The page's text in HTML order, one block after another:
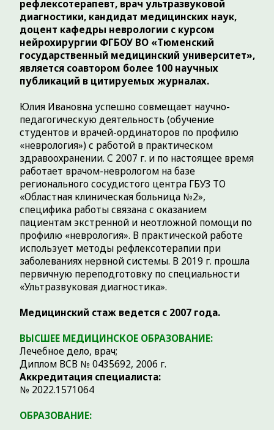
Медицинский стаж ведется с 2007 года.
ВЫСШЕЕ МЕДИЦИНСКОЕ ОБРАЗОВАНИЕ:
Лечебное дело, врач;
Диплом ВСВ № 0435692, 2006 г.
Аккредитация специалиста:
№ 2022.1571064
ОБРАЗОВАНИЕ:
2006 г. –Тюменский государственный
медицинский университет (Лечебное
дело)
2007 г. – Тюменский государственный
медицинский университет, интернатура
(Неврология)
2007 г.– ДПО ФГБОУ ВО Тюменский ГМУ
Минздрава РФ (г. Тюмень) –
рефлексотерапия
2007 г.– ДПО ФГБОУ ВО Тюменский ГМУ
Минздрава РФ (г. Тюмень) –
вертебрология детей, подростков и
взрослых с соматовисцеральными и
нейроортопедическими
симптомокомплексами
2007 г.
– ДПО ФГБОУ ВО Тюменский ГМУ
Минздрава РФ (г. Тюмень) – диагностика,
лечение и вопросы реабилитации при
мозговых инсультах
2007 г.– ДПО ФГБОУ ВО Тюменский ГМУ
Минздрава РФ (г. Тюмень) –
– ФГАОУ ВО "Российский
Национальный Исследовательский
им. Н.И. Пирогова" МЗ РФ (г. Москва) –
Медицинская реабилитация
2019 г.– ФГАОУ ВО "Российский
Национальный Исследовательский
Медицинский Университет
им. Н.И. Пирогова" МЗ РФ (г. Москва) -
Когнитивные нарушения и деменция в
Бурденко МЗ РФ (г. Москва) –